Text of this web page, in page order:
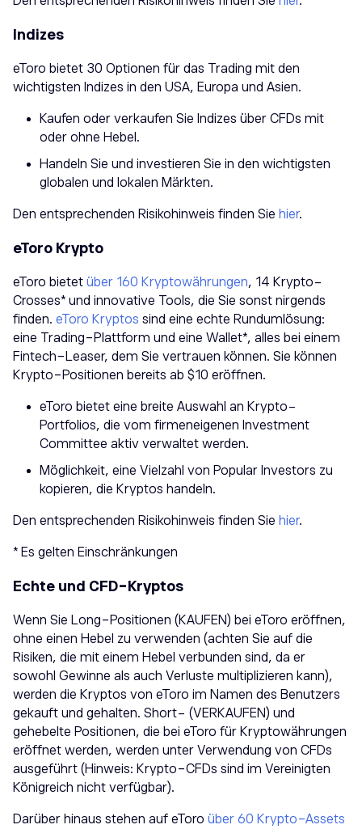
Indizes
eToro bietet 30 Optionen für das Trading mit den
wichtigsten Indizes in den USA, Europa und Asien.
Kaufen oder verkaufen Sie Indizes über CFDs mit
oder ohne Hebel.
Handeln Sie und investieren Sie in den wichtigsten
globalen und lokalen Märkten.
Den entsprechenden Risikohinweis finden Sie hier.
eToro Krypto
eToro bietet über 160 Kryptowährungen, 14 Krypto-
Crosses* und innovative Tools, die Sie sonst nirgends
finden. eToro Kryptos sind eine echte Rundumlösung:
eine Trading-Plattform und eine Wallet*, alles bei einem
Fintech-Leaser, dem Sie vertrauen können. Sie können
Krypto-Positionen bereits ab $10 eröffnen.
eToro bietet eine breite Auswahl an Krypto-
Portfolios, die vom firmeneigenen Investment
Committee aktiv verwaltet werden.
Möglichkeit, eine Vielzahl von Popular Investors zu
kopieren, die Kryptos handeln.
Den entsprechenden Risikohinweis finden Sie hier.
* Es gelten Einschränkungen
Echte und CFD-Kryptos
Wenn Sie Long-Positionen (KAUFEN) bei eToro eröffnen,
ohne einen Hebel zu verwenden (achten Sie auf die
Risiken, die mit einem Hebel verbunden sind, da er
sowohl Gewinne als auch Verluste multiplizieren kann),
werden die Kryptos von eToro im Namen des Benutzers
gekauft und gehalten. Short- (VERKAUFEN) und
gehebelte Positionen, die bei eToro für Kryptowährungen
eröffnet werden, werden unter Verwendung von CFDs
ausgeführt (Hinweis: Krypto-CFDs sind im Vereinigten
Königreich nicht verfügbar).
Darüber hinaus stehen auf eToro über 60 Krypto-Assets